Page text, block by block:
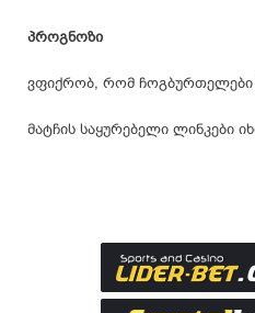
პროგნოზი
ვფიქრობ, რომ ჩოგბურთელები
მატჩის საყურებელი ლინკები